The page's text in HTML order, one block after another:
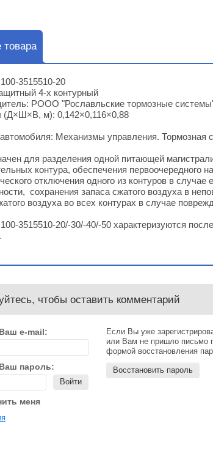
3515510-20
4-х контурный
РООО "Рославльские тормозные
(Д×Ш×В, м): 0,142×0,116×0,88
Механизмы управления. Тормозная
для разделения одной питающей
контура, обеспечения первоочередного
отключения одного из контуров в
сохранения запаса сжатого воздуха в
воздуха во всех контурах в случае
3515510-20/-30/-40/-50 характеризуются
чтобы оставить комментарий
e-mail:
пароль:
Войти
меня
Если Вы уже
или Вам не пришло письмо
формой восстановления
Восстановить пароль